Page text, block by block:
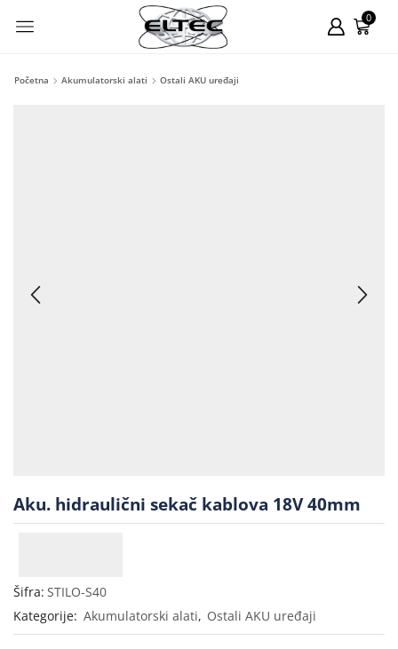
0
Početna Akumulatorski alati Ostali AKU uređaji
Aku. hidraulični sekač kablova 18V 40mm
Šifra: STILO-S40
Kategorije: Akumulatorski alati, Ostali AKU uređaji